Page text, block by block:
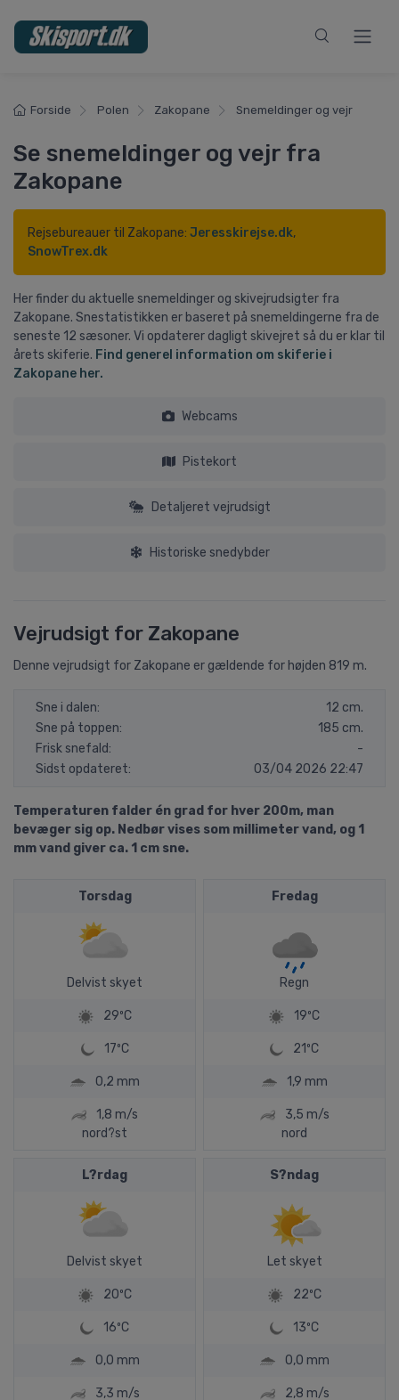
Forside Polen Zakopane Snemeldinger og vejr
Se snemeldinger og vejr fra
Zakopane
Rejsebureauer til Zakopane: Jeresskirejse.dk,
SnowTrex.dk
Her finder du aktuelle snemeldinger og skivejrudsigter fra
Zakopane. Snestatistikken er baseret på snemeldingerne fra de
seneste 12 sæsoner. Vi opdaterer dagligt skivejret så du er klar til
årets skiferie. Find generel information om skiferie i
Zakopane her.
Webcams
Pistekort
Detaljeret vejrudsigt
Historiske snedybder
Vejrudsigt for Zakopane
Denne vejrudsigt for Zakopane er gældende for højden 819 m.
Sne i dalen:
12 cm.
Sne på toppen:
185 cm.
Frisk snefald:
-
Sidst opdateret:
03/04 2026 22:47
Temperaturen falder én grad for hver 200m, man
bevæger sig op. Nedbør vises som millimeter vand, og 1
mm vand giver ca. 1 cm sne.
Torsdag
Delvist skyet
29ºC
17ºC
0,2 mm
1,8 m/s
nord?st
Fredag
Regn
19ºC
21ºC
1,9 mm
3,5 m/s
nord
L?rdag
Delvist skyet
20ºC
16ºC
0,0 mm
3,3 m/s
S?ndag
Let skyet
22ºC
13ºC
0,0 mm
2,8 m/s